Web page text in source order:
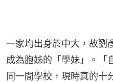
一家均出身於中大，故劉
成為胞姊的「學妹」。「
同一間學校，現時真的十